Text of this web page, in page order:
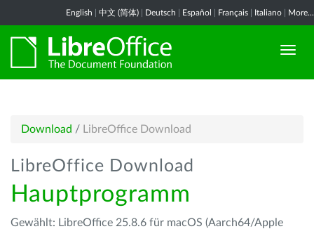
English 中文 (简体) Deutsch Español Français Italiano More...
Download / LibreOffice Download
LibreOffice Download
Hauptprogramm
Gewählt: LibreOffice 25.8.6 für macOS (Aarch64/Apple